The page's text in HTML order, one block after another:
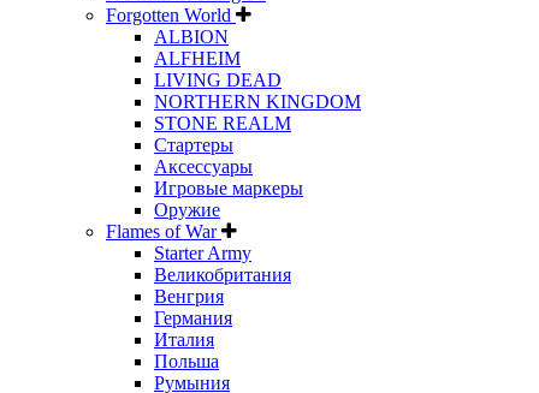
Forgotten World
ALBION
ALFHEIM
LIVING DEAD
NORTHERN KINGDOM
STONE REALM
Стартеры
Аксессуары
Игровые маркеры
Оружие
Flames of War
Starter Army
Великобритания
Венгрия
Германия
Италия
Польша
Румыния